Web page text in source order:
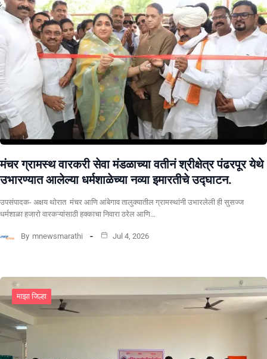
मंचर ग्रामस्थ वारकरी सेवा मंडळाच्या वतीनं श्रीक्षेत्र पंढरपूर येथे
उभारण्यात आलेल्या धर्मशाळेच्या नव्या इमारतीचे उद्घाटन.
उपसंपादक- अक्षय थोरात मंचर आणि आंबेगाव तालुक्यातील ग्रामस्थांनी उभारलेली ही सुसज्ज
धर्मशाळा हजारो वारकऱ्यांसाठी हक्काचा निवारा ठरेल आणि…
By mnewsmarathi Jul 4, 2026
माझा जिल्हा